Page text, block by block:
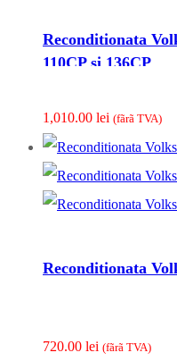
Reconditionata
110CP si 136CP
1,010.00 lei (fãrã TVA)
Reconditionata
720.00 lei (fãrã TVA)